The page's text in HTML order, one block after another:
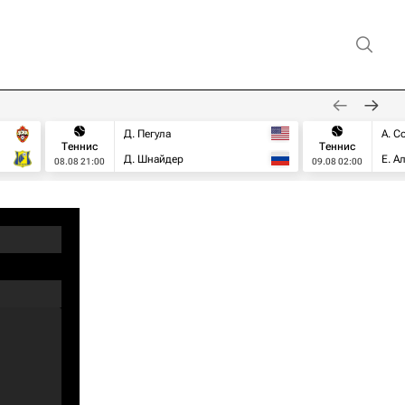
Теннис
08.08 21:00
Д. Пегула
Д. Шнайдер
Теннис
09.08 02:00
А.
Е.